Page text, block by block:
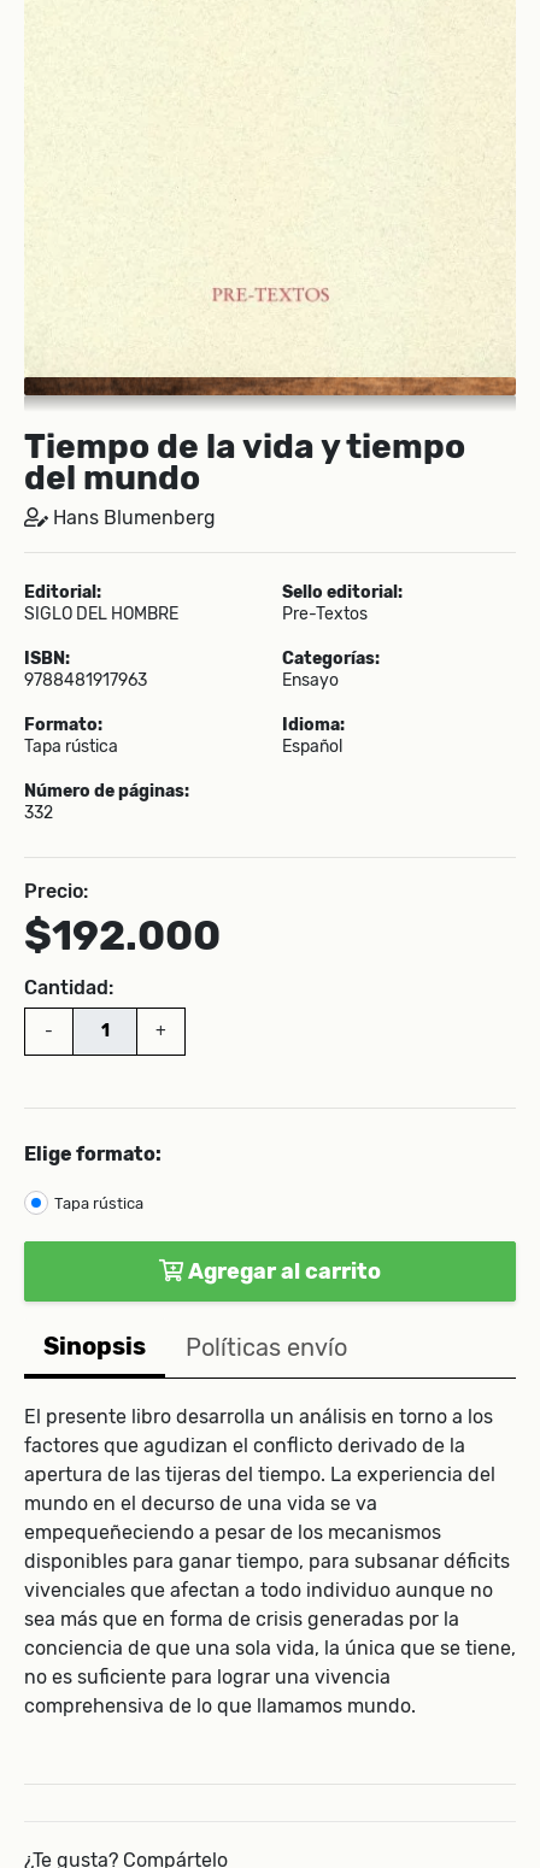
Tiempo de la vida y tiempo
del mundo
Hans Blumenberg
Editorial:
SIGLO DEL HOMBRE
Sello editorial:
Pre-Textos
ISBN:
9788481917963
Categorías:
Ensayo
Formato:
Tapa rústica
Idioma:
Español
Número de páginas:
332
Precio:
$192.000
Cantidad:
- +
Elige formato:
Tapa rústica
Agregar al carrito
Sinopsis Políticas envío
El presente libro desarrolla un análisis en torno a los
factores que agudizan el conflicto derivado de la
apertura de las tijeras del tiempo. La experiencia del
mundo en el decurso de una vida se va
empequeñeciendo a pesar de los mecanismos
disponibles para ganar tiempo, para subsanar déficits
vivenciales que afectan a todo individuo aunque no
sea más que en forma de crisis generadas por la
conciencia de que una sola vida, la única que se tiene,
no es suficiente para lograr una vivencia
comprehensiva de lo que llamamos mundo.
¿Te gusta? Compártelo